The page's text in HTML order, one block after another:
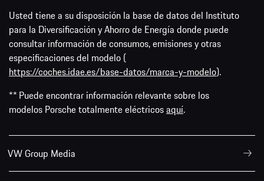
Usted tiene a su disposición la base de datos del Instituto
para la Diversificación y Ahorro de Energía donde puede
consultar información de consumos, emisiones y otras
especificaciones del modelo (
https://coches.idae.es/base-datos/marca-y-modelo).
** Puede encontrar información relevante sobre los
modelos Porsche totalmente eléctricosaquí.
VW Group Media